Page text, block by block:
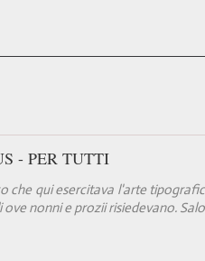
- PER TUTTI
che qui esercitava l'arte
nonni e prozii risiedevano.